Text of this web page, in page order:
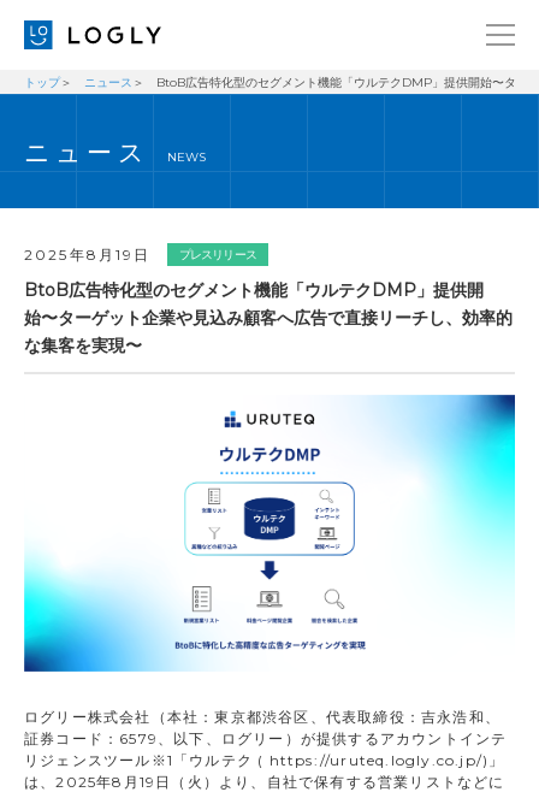
経営理念
ブログ
トップ ニュース BtoB広告特化型のセグメント機能「ウルテクDMP」提供開始〜ター
ニュース NEWS
2025年8月19日 プレスリリース
BtoB広告特化型のセグメント機能「ウルテクDMP」提供開
始〜ターゲット企業や見込み顧客へ広告で直接リーチし、効率的
な集客を実現〜
ログリー株式会社（本社：東京都渋谷区、代表取締役：吉永浩和、
証券コード：6579、以下、ログリー）が提供するアカウントインテ
リジェンスツール※1「ウルテク ( https://uruteq.logly.co.jp/)」
は、2025年8月19日（火）より、自社で保有する営業リストなどに